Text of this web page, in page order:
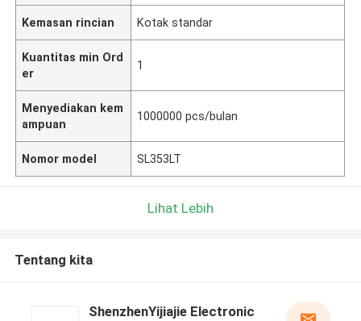
Kemasan rincian Kotak standar
Kuantitas min Ord
er
1
Menyediakan kem
ampuan
1000000 pcs/bulan
Nomor model SL353LT
Lihat Lebih
Tentang kita
ShenzhenYijiajie Electronic